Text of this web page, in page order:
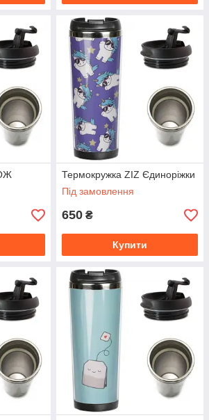
Термокружка ZIZ Єдиноріжки
Під замовлення
650 ₴
Купити